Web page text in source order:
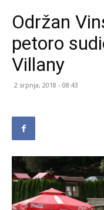
Održan
petoro
Villany
2 srpnja, 2018 - 08:43